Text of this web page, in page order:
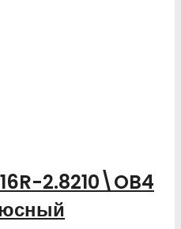
2.8210\OB4